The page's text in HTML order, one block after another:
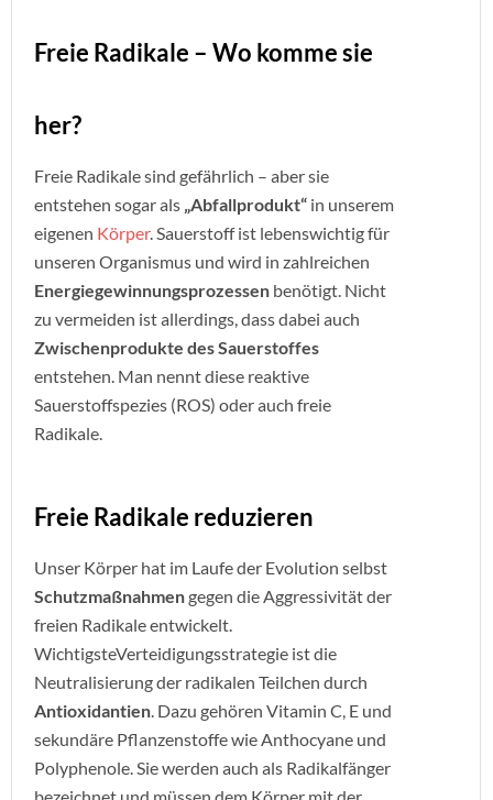
Freie Radikale – Wo komme sie
her?
Freie Radikale sind gefährlich – aber sie
entstehen sogar als „Abfallprodukt“ in unserem
eigenen Körper. Sauerstoff ist lebenswichtig für
unseren Organismus und wird in zahlreichen
Energiegewinnungsprozessen benötigt. Nicht
zu vermeiden ist allerdings, dass dabei auch
Zwischenprodukte des Sauerstoffes
entstehen. Man nennt diese reaktive
Sauerstoffspezies (ROS) oder auch freie
Radikale.
Freie Radikale reduzieren
Unser Körper hat im Laufe der Evolution selbst
Schutzmaßnahmengegen die Aggressivität der
freien Radikale entwickelt.
WichtigsteVerteidigungsstrategie ist die
Neutralisierung der radikalen Teilchen durch
Antioxidantien. Dazu gehören Vitamin C, E und
sekundäre Pflanzenstoffe wie Anthocyane und
Polyphenole. Sie werden auch als Radikalfänger